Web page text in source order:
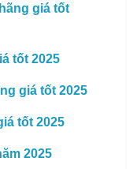
giá tốt
tốt 2025
giá tốt 2025
tốt 2025
2025